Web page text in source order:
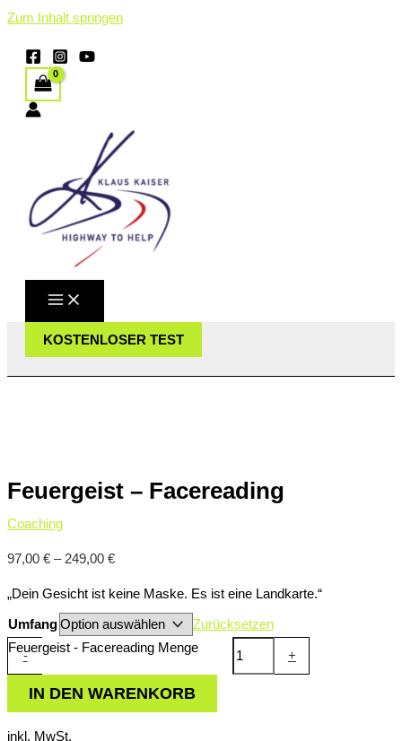
Zum Inhalt springen
KOSTENLOSER TEST
Feuergeist – Facereading
Coaching
97,00 € – 249,00 €
„Dein Gesicht ist keine Maske. Es ist eine Landkarte.“
Umfang
Zurücksetzen
-
Feuergeist - Facereading Menge
+
IN DEN WARENKORB
inkl. MwSt.